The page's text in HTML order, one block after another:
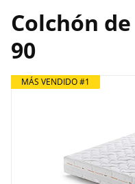
Colchón
90
MÁS VENDIDO #1